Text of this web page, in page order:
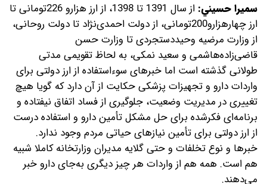
سميرا حسيني:
از سال 1391 تا 1398، از ارز هزارو 226تومانی تا
ارز چهارهزارو200تومانی، از دولت احمدی‌نژاد تا دولت روحانی،
از وزارت مرضیه وحیددستجردی تا وزارت حسن
قاضی‌زاده‌هاشمی و سعید نمکی، به لحاظ تقویمی مدتی
طولانی گذشته است اما خبرهای سوءاستفاده از ارز دولتی برای
واردات دارو و تجهیزات پزشکی حکایت از آن دارد که گویا هیچ
تغییری در مدیریت وضعیت، جلوگیری از فساد اتفاق نیفتاده و
برنامه‌ای فکر‌شده برای حل مشکل تأمین دارو و استفاده درست
از ارز دولتی برای تأمین نیازهای حیاتی مردم وجود ندارد.
خبرها و نوع تخلفات و حتی گلایه مدیران وزارتخانه کاملا شبیه
هم است. همه هم از واردات هر چیز دیگری به‌جای دارو خبر
می‌دهند.